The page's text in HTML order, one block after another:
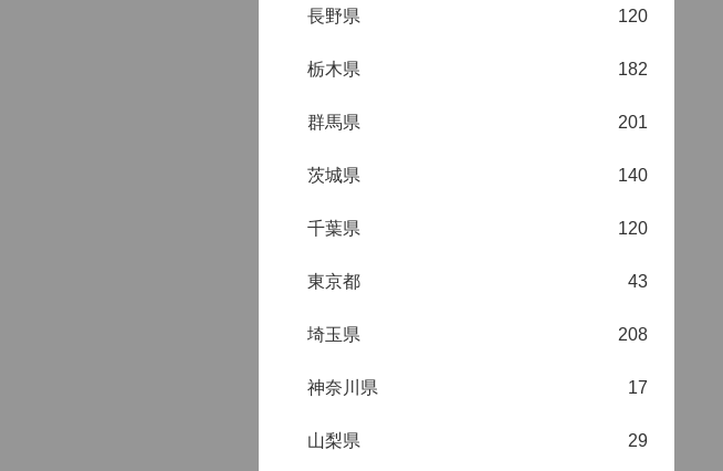
長野県 120
栃木県 182
群馬県 201
茨城県 140
千葉県 120
東京都 43
埼玉県 208
神奈川県 17
山梨県 29